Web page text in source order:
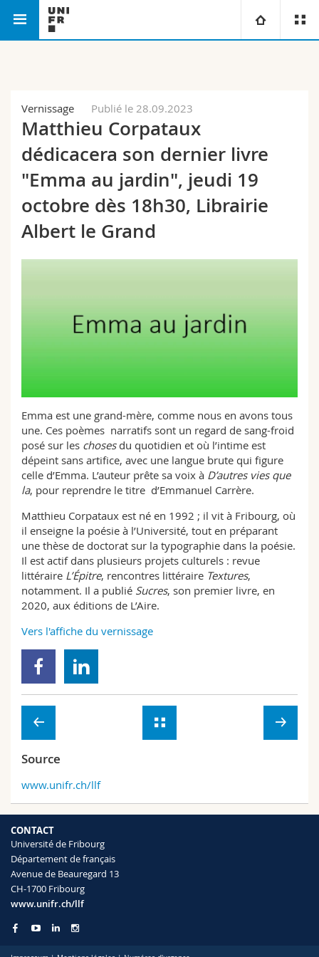
Campus
Recherche
Université
Théologie
Droit
Sciences économiques et sociales et management
Sciences et médecine
Vous êtes
Futurs étudiants
Etudiants
Collaborateurs
Ressources
Annuaire du personnel
Webmail
Vernissage Publié le 28.09.2023
Matthieu Corpataux
dédicacera son dernier livre
"Emma au jardin", jeudi 19
octobre dès 18h30, Librairie
Albert le Grand
Emma est une grand-mère, comme nous en avons tous
une. Ces poèmes narratifs sont un regard de sang-froid
posé sur les chosesdu quotidien et où l’intime est
dépeint sans artifice, avec une langue brute qui figure
celle d’Emma. L’auteur prête sa voix à D’autres vies que
la, pour reprendre le titre d’Emmanuel Carrère.
Matthieu Corpataux est né en 1992 ; il vit à Fribourg, où
il enseigne la poésie à l’Université, tout en préparant
une thèse de doctorat sur la typographie dans la poésie.
Il est actif dans plusieurs projets culturels : revue
littéraire L’Épitre, rencontres littéraire Textures,
notamment. Il a publié Sucres, son premier livre, en
2020, aux éditions de L’Aire.
Vers l'affiche du vernissage
Source
www.unifr.ch/llf
CONTACT
Université de Fribourg
Département de français
Avenue de Beauregard 13
CH-1700 Fribourg
www.unifr.ch/llf